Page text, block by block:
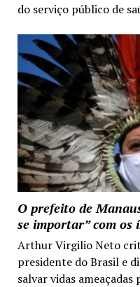
do serviço público de
O prefeito de
se importar” com os
Arthur Virgilio Neto
presidente do Brasil e
salvar vidas